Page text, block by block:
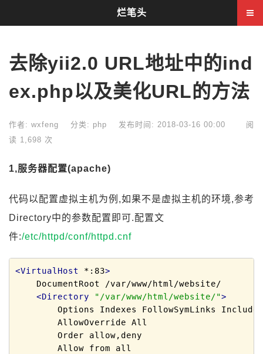
去除yii2.0 URL地址中的ind
ex.php以及美化URL的方法
作者: wxfeng 分类: php 发布时间: 2018-03-16 00:00
阅
读 1,698 次
1,服务器配置(apache)
代码以配置虚拟主机为例,如果不是虚拟主机的环境,参考
Directory中的参数配置即可.配置文
件:/etc/httpd/conf/httpd.cnf
<VirtualHost *:83>
DocumentRoot /var/www/html/website/
<Directory
"/var/www/html/website/">
Options Indexes FollowSymLinks Includes
AllowOverride All
Order allow,deny
Allow from all
烂笔头